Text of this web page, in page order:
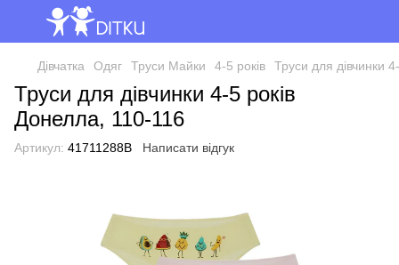
Дівчатка Одяг Труси Майки 4-5 років Труси для дівчинки
Труси для дівчинки 4-5 років
Донелла, 110-116
Артикул: 41711288B Написати відгук